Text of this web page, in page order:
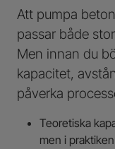
Att pumpa
passar både
Men innan du
kapacitet,
påverka
Teoretiska
men i